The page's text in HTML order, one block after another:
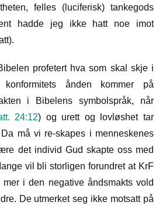
felles (luciferisk) tankegods
hadde jeg ikke hatt noe imot
profetert hva som skal skje i
ånden kommer på
i Bibelens symbolspråk, når
24:12) og urett og lovløshet tar
må vi re-skapes i menneskenes
det individ Gud skapte oss med
vil bli storligen forundret at KrF
i den negative åndsmakts vold
De utmerket seg ikke motsatt på